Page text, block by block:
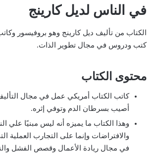
في الناس لديل كارينج
الكتاب من تأليف ديل كارينج وهو بروفيسور
كتب ودروس في مجال تطوير الذات.
محتوى الكتاب
كاتب الكتاب أمريكي عمل في مجال
أصيب بسرطان الدم وتوفي إثره.
وهذا الكتاب ما يميزه أنه ليس مبنيًا علي
والافتراضات وإنما على التجارب العملية
في مجال ريادة الأعمال وقصص الفشل